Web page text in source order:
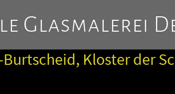
Glasmalerei
Kloster der